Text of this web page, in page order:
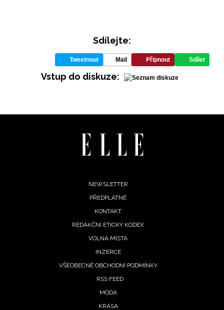
INFORMACE
Sdílejte:
Tweetnout Mail Připnout Sdílet
Vstup do diskuze:
NEWSLETTER
PŘEDPLATNÉ
KONTAKT
REDAKČNÍ ETICKÝ KODEX
VOLNÁ MÍSTA
INZERCE
VŠEOBECNÉ OBCHODNÍ PODMÍNKY
RSS FEED
MÓDA
KRÁSA